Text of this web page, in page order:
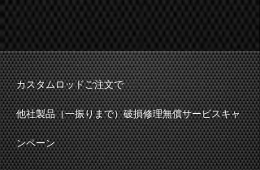
カスタムロッドご注文で
他社製品（一振りまで）破損修理無償サービスキャ
ンペーン